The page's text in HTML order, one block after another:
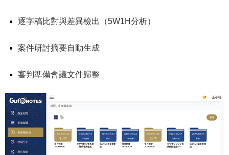
逐字稿比對與差異檢出（5W1H分析）
案件研討摘要自動生成
審判準備會議文件歸整